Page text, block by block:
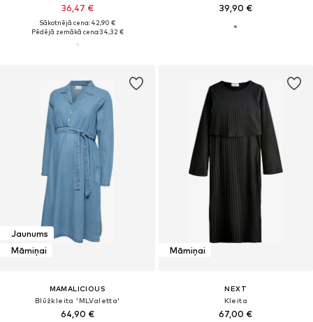
36,47 €
Sākotnējā cena: 42,90 €
Pēdējā zemākā cena:34,32 €
39,90 €
Jaunums
Māmiņai
MAMALICIOUS
Blūžkleita 'MLValetta'
64,90 €
Māmiņai
NEXT
Kleita
67,00 €